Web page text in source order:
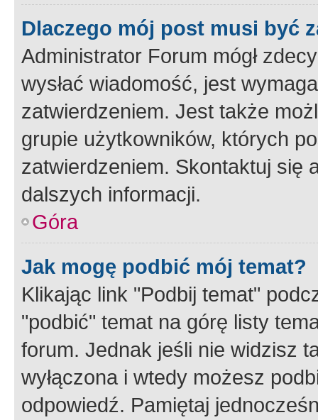
Dlaczego mój post musi być
Administrator Forum mógł
wysłać wiadomość, jest
zatwierdzeniem. Jest także
grupie użytkowników, których
zatwierdzeniem. Skontaktuj się
dalszych informacji.
Góra
Jak mogę podbić mój temat?
Klikając link "Podbij temat"
"podbić" temat na górę listy
forum. Jednak jeśli nie widzisz
wyłączona i wtedy możesz
odpowiedź. Pamiętaj